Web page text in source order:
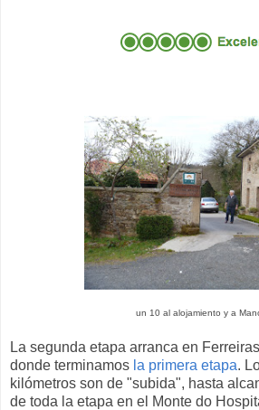
un 10 al alojamiento y a
La segunda etapa arranca en
donde terminamos la primera etapa.
kilómetros son de "subida", hasta
de toda la etapa en el Monte do